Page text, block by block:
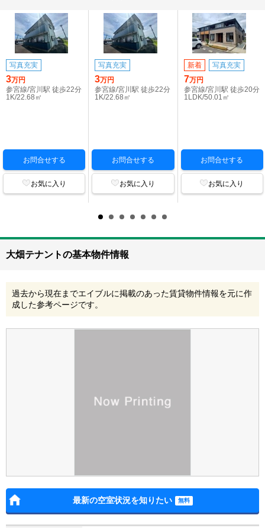
写真充実
3万円
参宮線/宮川駅 徒歩22分
1K/22.68㎡
お問合せする
お気に入り
写真充実
3万円
参宮線/宮川駅 徒歩22分
1K/22.68㎡
お問合せする
お気に入り
新着 写真充実
7万円
参宮線/宮川駅 徒歩20分
1LDK/50.01㎡
お問合せする
お気に入り
大畑テナントの基本物件情報
過去から現在までエイブルに掲載のあった賃貸物件情報を元に作
成した参考ページです。
最新の空室状況を知りたい